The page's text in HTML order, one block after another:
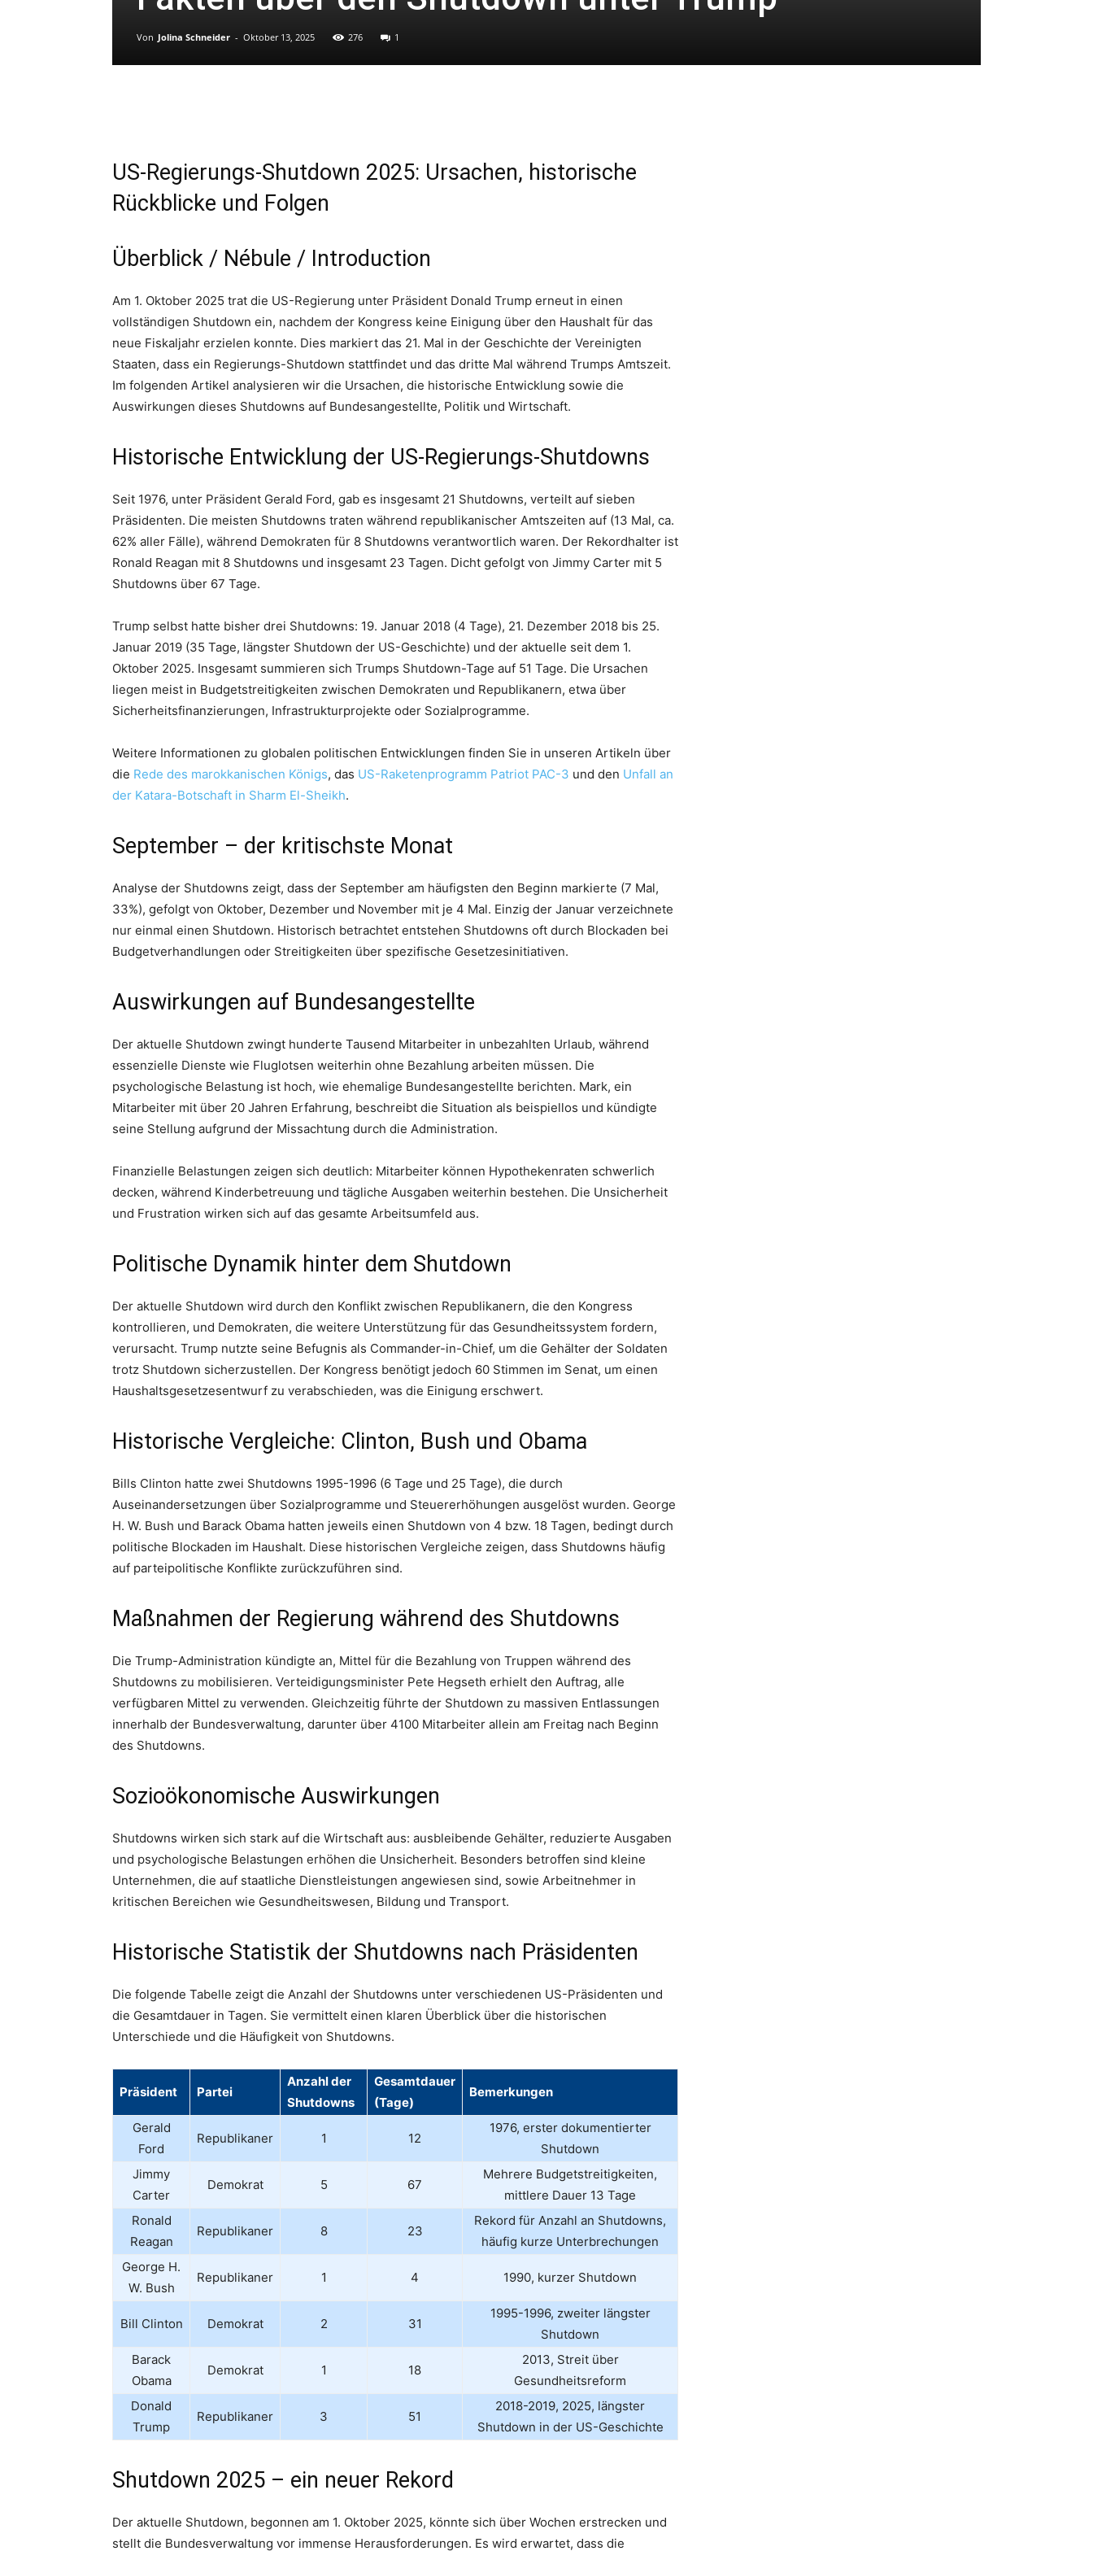
Von Jolina Schneider - Oktober 13, 2025 276 1
US-Regierungs-Shutdown 2025: Ursachen, historische
Rückblicke und Folgen
Überblick / Nébule / Introduction
Am 1. Oktober 2025 trat die US-Regierung unter Präsident Donald Trump erneut in einen
vollständigen Shutdown ein, nachdem der Kongress keine Einigung über den Haushalt für das
neue Fiskaljahr erzielen konnte. Dies markiert das 21. Mal in der Geschichte der Vereinigten
Staaten, dass ein Regierungs-Shutdown stattfindet und das dritte Mal während Trumps Amtszeit.
Im folgenden Artikel analysieren wir die Ursachen, die historische Entwicklung sowie die
Auswirkungen dieses Shutdowns auf Bundesangestellte, Politik und Wirtschaft.
Historische Entwicklung der US-Regierungs-Shutdowns
Seit 1976, unter Präsident Gerald Ford, gab es insgesamt 21 Shutdowns, verteilt auf sieben
Präsidenten. Die meisten Shutdowns traten während republikanischer Amtszeiten auf (13 Mal, ca.
62% aller Fälle), während Demokraten für 8 Shutdowns verantwortlich waren. Der Rekordhalter ist
Ronald Reagan mit 8 Shutdowns und insgesamt 23 Tagen. Dicht gefolgt von Jimmy Carter mit 5
Shutdowns über 67 Tage.
Trump selbst hatte bisher drei Shutdowns: 19. Januar 2018 (4 Tage), 21. Dezember 2018 bis 25.
Januar 2019 (35 Tage, längster Shutdown der US-Geschichte) und der aktuelle seit dem 1.
Oktober 2025. Insgesamt summieren sich Trumps Shutdown-Tage auf 51 Tage. Die Ursachen
liegen meist in Budgetstreitigkeiten zwischen Demokraten und Republikanern, etwa über
Sicherheitsfinanzierungen, Infrastrukturprojekte oder Sozialprogramme.
Weitere Informationen zu globalen politischen Entwicklungen finden Sie in unseren Artikeln über
die Rede des marokkanischen Königs, das US-Raketenprogramm Patriot PAC-3 und den Unfall an
der Katara-Botschaft in Sharm El-Sheikh.
September – der kritischste Monat
Analyse der Shutdowns zeigt, dass der September am häufigsten den Beginn markierte (7 Mal,
33%), gefolgt von Oktober, Dezember und November mit je 4 Mal. Einzig der Januar verzeichnete
nur einmal einen Shutdown. Historisch betrachtet entstehen Shutdowns oft durch Blockaden bei
Budgetverhandlungen oder Streitigkeiten über spezifische Gesetzesinitiativen.
Auswirkungen auf Bundesangestellte
Der aktuelle Shutdown zwingt hunderte Tausend Mitarbeiter in unbezahlten Urlaub, während
essenzielle Dienste wie Fluglotsen weiterhin ohne Bezahlung arbeiten müssen. Die
psychologische Belastung ist hoch, wie ehemalige Bundesangestellte berichten. Mark, ein
Mitarbeiter mit über 20 Jahren Erfahrung, beschreibt die Situation als beispiellos und kündigte
seine Stellung aufgrund der Missachtung durch die Administration.
Finanzielle Belastungen zeigen sich deutlich: Mitarbeiter können Hypothekenraten schwerlich
decken, während Kinderbetreuung und tägliche Ausgaben weiterhin bestehen. Die Unsicherheit
und Frustration wirken sich auf das gesamte Arbeitsumfeld aus.
Politische Dynamik hinter dem Shutdown
Der aktuelle Shutdown wird durch den Konflikt zwischen Republikanern, die den Kongress
kontrollieren, und Demokraten, die weitere Unterstützung für das Gesundheitssystem fordern,
verursacht. Trump nutzte seine Befugnis als Commander-in-Chief, um die Gehälter der Soldaten
trotz Shutdown sicherzustellen. Der Kongress benötigt jedoch 60 Stimmen im Senat, um einen
Haushaltsgesetzesentwurf zu verabschieden, was die Einigung erschwert.
Historische Vergleiche: Clinton, Bush und Obama
Bills Clinton hatte zwei Shutdowns 1995-1996 (6 Tage und 25 Tage), die durch
Auseinandersetzungen über Sozialprogramme und Steuererhöhungen ausgelöst wurden. George
H. W. Bush und Barack Obama hatten jeweils einen Shutdown von 4 bzw. 18 Tagen, bedingt durch
politische Blockaden im Haushalt. Diese historischen Vergleiche zeigen, dass Shutdowns häufig
auf parteipolitische Konflikte zurückzuführen sind.
Maßnahmen der Regierung während des Shutdowns
Die Trump-Administration kündigte an, Mittel für die Bezahlung von Truppen während des
Shutdowns zu mobilisieren. Verteidigungsminister Pete Hegseth erhielt den Auftrag, alle
verfügbaren Mittel zu verwenden. Gleichzeitig führte der Shutdown zu massiven Entlassungen
innerhalb der Bundesverwaltung, darunter über 4100 Mitarbeiter allein am Freitag nach Beginn
des Shutdowns.
Sozioökonomische Auswirkungen
Shutdowns wirken sich stark auf die Wirtschaft aus: ausbleibende Gehälter, reduzierte Ausgaben
und psychologische Belastungen erhöhen die Unsicherheit. Besonders betroffen sind kleine
Unternehmen, die auf staatliche Dienstleistungen angewiesen sind, sowie Arbeitnehmer in
kritischen Bereichen wie Gesundheitswesen, Bildung und Transport.
Historische Statistik der Shutdowns nach Präsidenten
Die folgende Tabelle zeigt die Anzahl der Shutdowns unter verschiedenen US-Präsidenten und
die Gesamtdauer in Tagen. Sie vermittelt einen klaren Überblick über die historischen
Unterschiede und die Häufigkeit von Shutdowns.
Präsident Partei
Anzahl der
Shutdowns
Gesamtdauer
(Tage)
Bemerkungen
Gerald
Ford
Republikaner 1 12
1976, erster dokumentierter
Shutdown
Jimmy
Carter
Demokrat 5 67
Mehrere Budgetstreitigkeiten,
mittlere Dauer 13 Tage
Ronald
Reagan
Republikaner 8 23
Rekord für Anzahl an Shutdowns,
häufig kurze Unterbrechungen
George H.
W. Bush
Republikaner 1 4 1990, kurzer Shutdown
Bill Clinton Demokrat 2 31
1995-1996, zweiter längster
Shutdown
Barack
Obama
Demokrat 1 18
2013, Streit über
Gesundheitsreform
Donald
Trump
Republikaner 3 51
2018-2019, 2025, längster
Shutdown in der US-Geschichte
Shutdown 2025 – ein neuer Rekord
Der aktuelle Shutdown, begonnen am 1. Oktober 2025, könnte sich über Wochen erstrecken und
stellt die Bundesverwaltung vor immense Herausforderungen. Es wird erwartet, dass die